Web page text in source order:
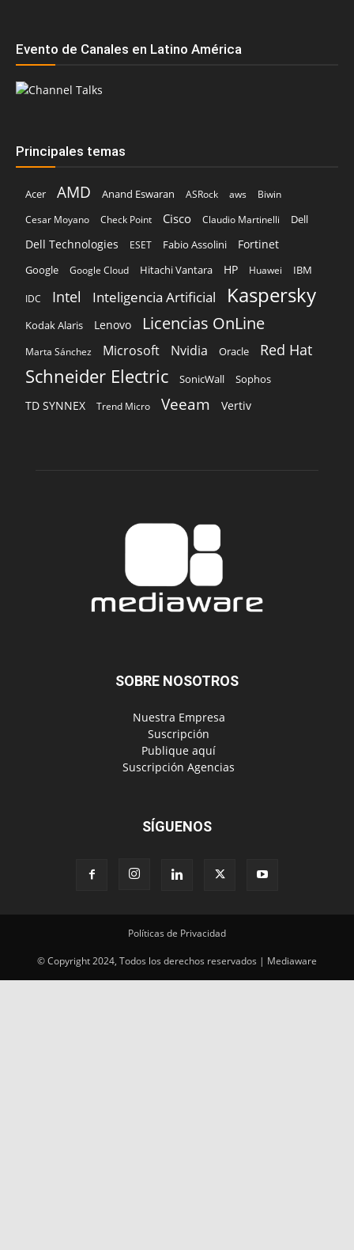
Evento de Canales en Latino América
Principales temas
Acer AMD Anand Eswaran ASRock aws
Biwin
Cesar Moyano
Check Point Cisco Claudio Martinelli Dell
Dell Technologies ESET Fabio Assolini Fortinet
Google Google Cloud Hitachi Vantara HP Huawei IBM
IDC Intel Inteligencia Artificial Kaspersky
Kodak Alaris Lenovo Licencias OnLine
Marta Sánchez Microsoft Nvidia Oracle Red Hat
Schneider Electric SonicWall Sophos
TD SYNNEX Trend Micro Veeam Vertiv
SOBRE NOSOTROS
‎ Nuestra Empresa
‎ Suscripción
‎ Publique aquí
‎ Suscripción Agencias
SÍGUENOS
Políticas de Privacidad
© Copyright 2024, Todos los derechos reservados | Mediaware